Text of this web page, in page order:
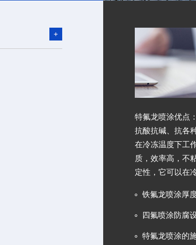
特氟龙喷涂优点
抗酸抗碱、抗各
在冷冻温度下工
质，效率高，不
定性，它可以在
铁氟龙喷涂厚
四氟喷涂防腐
特氟龙喷涂的